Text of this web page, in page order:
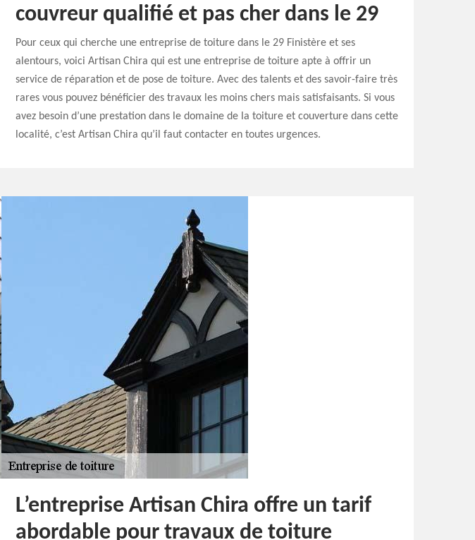
couvreur qualifié et pas cher dans le 29
Pour ceux qui cherche une entreprise de toiture dans le 29 Finistère et ses
alentours, voici Artisan Chira qui est une entreprise de toiture apte à offrir un
service de réparation et de pose de toiture. Avec des talents et des savoir-faire très
rares vous pouvez bénéficier des travaux les moins chers mais satisfaisants. Si vous
avez besoin d’une prestation dans le domaine de la toiture et couverture dans cette
localité, c’est Artisan Chira qu’il faut contacter en toutes urgences.
L’entreprise Artisan Chira offre un tarif
abordable pour travaux de toiture